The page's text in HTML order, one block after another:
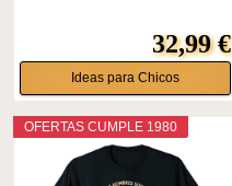
32,99 €
Ideas para Chicos
OFERTAS CUMPLE 1980